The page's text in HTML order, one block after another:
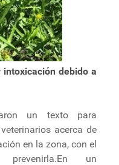
debido a
un texto para
acerca de
en la zona, con el
un